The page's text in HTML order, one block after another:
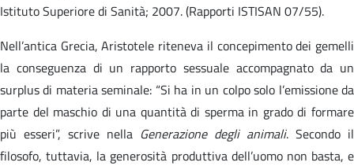
Istituto Superiore di Sanità; 2007. (Rapporti ISTISAN 07/55).​
Nell’antica Grecia, Aristotele riteneva il concepimento dei gemelli
la conseguenza di un rapporto sessuale accompagnato da un
surplus di materia seminale: “Si ha in un colpo solo l’emissione da
parte del maschio di una quantità di sperma in grado di formare
più esseri”, scrive nella Generazione degli animali. Secondo il
filosofo, tuttavia, la generosità produttiva dell’uomo non basta, e